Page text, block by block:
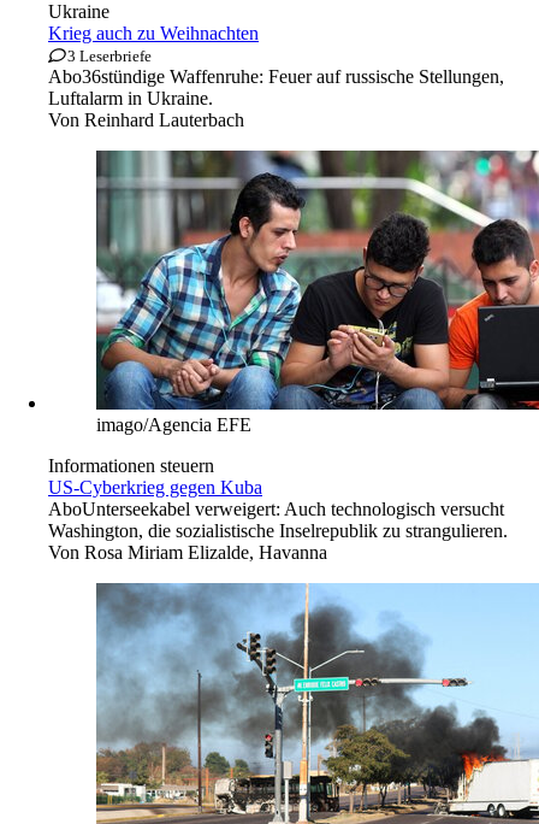
Ukraine
Krieg auch zu Weihnachten
3 Leserbriefe
Abo36stündige Waffenruhe: Feuer auf russische Stellungen,
Luftalarm in Ukraine.
Von Reinhard Lauterbach
imago/Agencia EFE
Informationen steuern
US-Cyberkrieg gegen Kuba
AboUnterseekabel verweigert: Auch technologisch versucht
Washington, die sozialistische Inselrepublik zu strangulieren.
Von Rosa Miriam Elizalde, Havanna